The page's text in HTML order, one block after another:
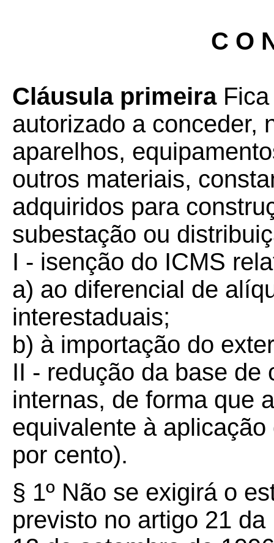
C O
Cláusula primeiraFica
autorizado a conceder,
aparelhos,
outros materiais,
adquiridos para
subestação ou
I - isenção do ICMS
a) ao diferencial de
interestaduais;
b) à importação do
II - redução da base de
internas, de forma que
equivalente à
por cento).
§ 1º Não se exigirá o
previsto no artigo 21